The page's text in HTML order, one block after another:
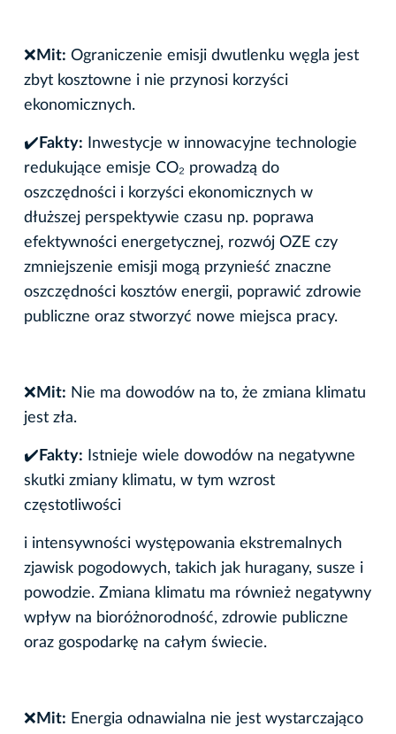
❌ Mit: Ograniczenie emisji dwutlenku węgla jest
zbyt kosztowne i nie przynosi korzyści
ekonomicznych.
✔ ️Fakty: Inwestycje w innowacyjne technologie
redukujące emisje CO₂ prowadzą do
oszczędności i korzyści ekonomicznych w
dłuższej perspektywie czasu np. poprawa
efektywności energetycznej, rozwój OZE czy
zmniejszenie emisji mogą przynieść znaczne
oszczędności kosztów energii, poprawić zdrowie
publiczne oraz stworzyć nowe miejsca pracy.
❌ Mit: Nie ma dowodów na to, że zmiana klimatu
jest zła.
✔ ️Fakty: Istnieje wiele dowodów na negatywne
skutki zmiany klimatu, w tym wzrost
częstotliwości
i intensywności występowania ekstremalnych
zjawisk pogodowych, takich jak huragany, susze i
powodzie. Zmiana klimatu ma również negatywny
wpływ na bioróżnorodność, zdrowie publiczne
oraz gospodarkę na całym świecie.
❌ Mit: Energia odnawialna nie jest wystarczająco